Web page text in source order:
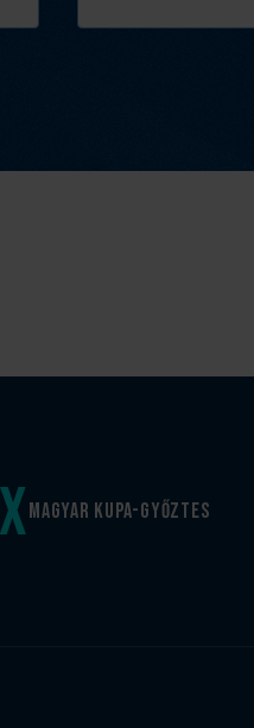
Magyar kupa-győztes
x